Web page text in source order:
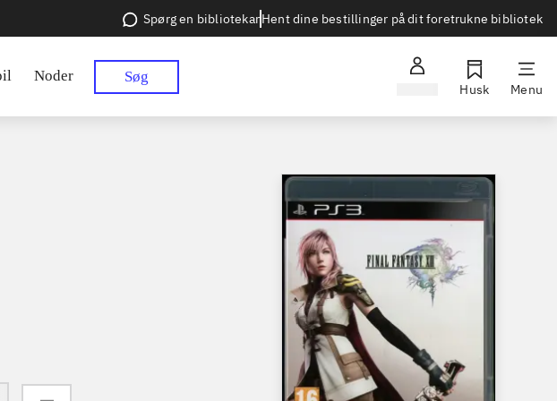
Spørg en bibliotekarHent dine bestillinger på dit foretrukne bibliotek
Noder Søg
Husk Menu